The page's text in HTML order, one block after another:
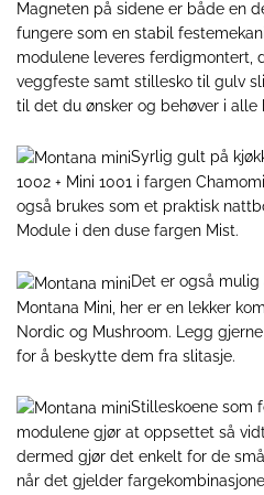
Magneten på sidene er både en
fungere som en stabil
modulene leveres ferdigmontert,
veggfeste samt stillesko til gulv
til det du ønsker og behøver i alle
Syrlig gult på
1002 + Mini 1001 i fargen
også brukes som et praktisk
Module i den duse fargen Mist.
Det er også
Montana Mini , her er en lekker
Nordic og Mushroom. Legg
for å beskytte dem fra slitasje.
Stilleskoene som
modulene gjør at oppsettet så
dermed gjør det enkelt for de
når det gjelder